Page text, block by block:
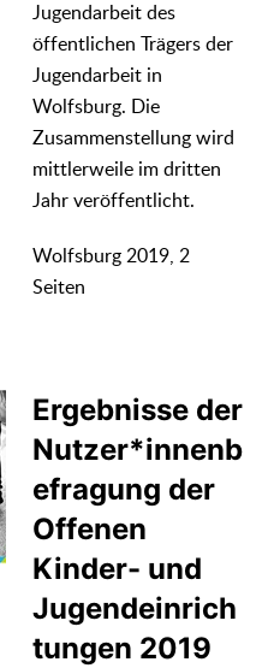
Jugendarbeit des
öffentlichen Trägers der
Jugendarbeit in
Wolfsburg. Die
Zusammenstellung wird
mittlerweile im dritten
Jahr veröffentlicht.
Wolfsburg 2019, 2
Seiten
Ergebnisse der
Nutzer*innenb
efragung der
Offenen
Kinder- und
Jugendeinrich
tungen 2019